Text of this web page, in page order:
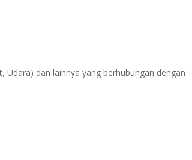
Udara) dan lainnya yang berhubungan dengan